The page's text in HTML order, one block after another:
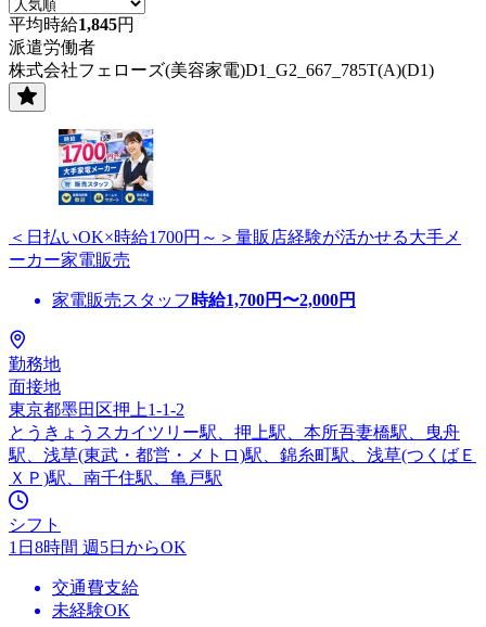
平均時給1,845円
派遣労働者
株式会社フェローズ(美容家電)D1_G2_667_785T(A)(D1)
＜日払いOK×時給1700円～＞量販店経験が活かせる大手メ
ーカー家電販売
家電販売スタッフ 時給1,700円〜2,000円
勤務地
面接地
東京都墨田区押上1-1-2
とうきょうスカイツリー駅、押上駅、本所吾妻橋駅、曳舟
駅、浅草(東武・都営・メトロ)駅、錦糸町駅、浅草(つくばＥ
ＸＰ)駅、南千住駅、亀戸駅
シフト
1日8時間 週5日からOK
交通費支給
未経験OK